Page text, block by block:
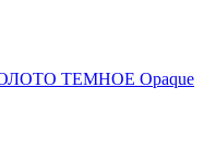
ЗОЛОТО ТЕМНОЕ Opaque